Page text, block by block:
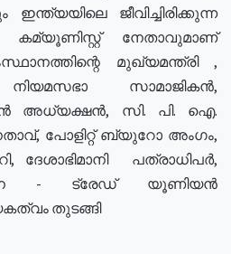
ജീവിച്ചിരിക്കുന്ന
കമ്യൂണിസ്റ്റ് നേതാവുമാണ്
മുഖ്യമന്ത്രി ,
നിയമസഭാ സാമാജികൻ,
അധ്യക്ഷൻ, സി. പി. ഐ.
പോളിറ്റ് ബ്യുറോ അംഗം,
ദേശാഭിമാനി പത്രാധിപർ,
- ട്രേഡ് യൂണിയൻ
തുടങ്ങി